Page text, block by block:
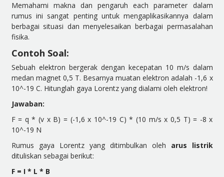
Memahami makna dan pengaruh each parameter dalam
rumus ini sangat penting untuk mengaplikasikannya dalam
berbagai situasi dan menyelesaikan berbagai permasalahan
fisika.
Contoh Soal:
Sebuah elektron bergerak dengan kecepatan 10 m/s dalam
medan magnet 0,5 T. Besarnya muatan elektron adalah -1,6 x
10^-19 C. Hitunglah gaya Lorentz yang dialami oleh elektron!
Jawaban:
F = q * (v x B) = (-1,6 x 10^-19 C) * (10 m/s x 0,5 T) = -8 x
10^-19 N
Rumus gaya Lorentz yang ditimbulkan oleh arus listrik
dituliskan sebagai berikut:
F = I * L * B